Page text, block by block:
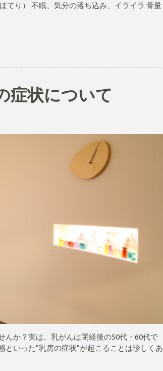
てり） 不眠、気分の落ち込み、イライラ 骨量
症状について
んか？実は、乳がんは閉経後の50代・60代で
いった“乳房の症状”が起こることは珍しくあ